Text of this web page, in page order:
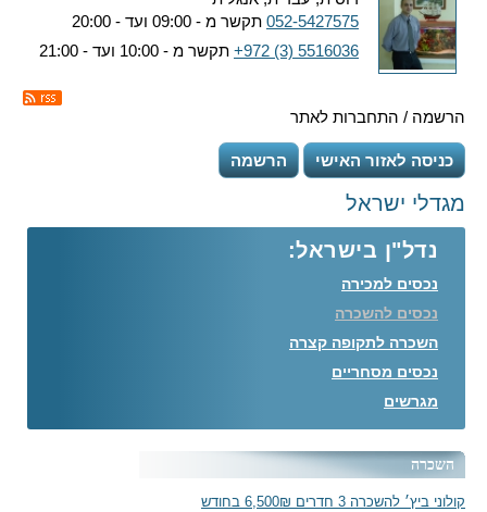
052-5427575 תקשר מ - 09:00 ועד - 20:00
+972 (3) 5516036 תקשר מ - 10:00 ועד - 21:00
הרשמה / התחברות לאתר
כניסה לאזור האישי הרשמה
מגדלי ישראל
נדל"ן בישראל:
נכסים למכירה
נכסים להשכרה
השכרה לתקופה קצרה
נכסים מסחריים
מגרשים
השכרה
קולוני ביץ׳ להשכרה 3 חדרים 6,500₪ בחודש